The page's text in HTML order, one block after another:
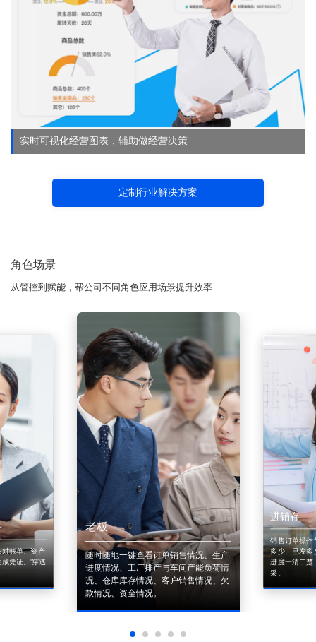
实时可视化经营图表，辅助做经营决策
定制行业解决方案
角色场景
从管控到赋能，帮公司不同角色应用场景提升效率
账单、资产
凭证。'穿透
老板
随时随地一键查看订单销售情况、生产
进度情况、工厂排产与车间产能负荷情
况、仓库库存情况、客户销售情况、欠
款情况、资金情况。
进销存
销售订单操作
多少、已发多
进度一清二楚
采。